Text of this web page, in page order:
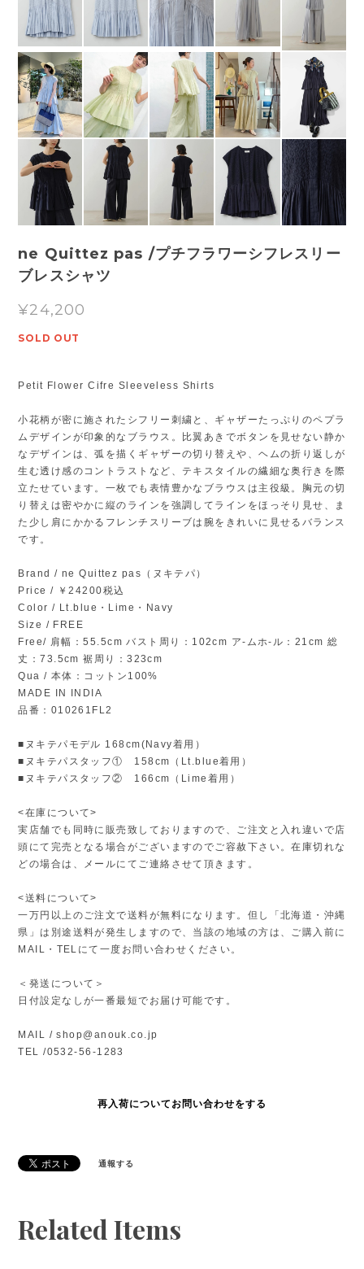
ne Quittez pas /プチフラワーシフレスリー
ブレスシャツ
¥24,200
SOLD OUT
Petit Flower Cifre Sleeveless Shirts
小花柄が密に施されたシフリー刺繍と、ギャザーたっぷりのペプラ
ムデザインが印象的なブラウス。比翼あきでボタンを見せない静か
なデザインは、弧を描くギャザーの切り替えや、ヘムの折り返しが
生む透け感のコントラストなど、テキスタイルの繊細な奥行きを際
立たせています。一枚でも表情豊かなブラウスは主役級。胸元の切
り替えは密やかに縦のラインを強調してラインをほっそり見せ、ま
た少し肩にかかるフレンチスリーブは腕をきれいに見せるバランス
です。
Brand / ne Quittez pas（ヌキテパ）
Price / ￥24200税込
Color / Lt.blue・Lime・Navy
Size / FREE
Free/ 肩幅：55.5cm バスト周り：102cm ア-ムホ-ル：21cm 総
丈：73.5cm 裾周り：323cm
Qua / 本体：コットン100%
MADE IN INDIA
品番：010261FL2
■ヌキテパモデル 168cm(Navy着用）
■ヌキテパスタッフ① 158cm（Lt.blue着用）
■ヌキテパスタッフ② 166cm（Lime着用）
<在庫について>
実店舗でも同時に販売致しておりますので、ご注文と入れ違いで店
頭にて完売となる場合がございますのでご容赦下さい。在庫切れな
どの場合は、メールにてご連絡させて頂きます。
<送料について>
一万円以上のご注文で送料が無料になります。但し「北海道・沖縄
県」は別途送料が発生しますので、当該の地域の方は、ご購入前に
MAIL・TELにて一度お問い合わせください。
＜発送について＞
日付設定なしが一番最短でお届け可能です。
MAIL /shop@anouk.co.jp
TEL /0532-56-1283
再入荷についてお問い合わせをする
通報する
Related Items